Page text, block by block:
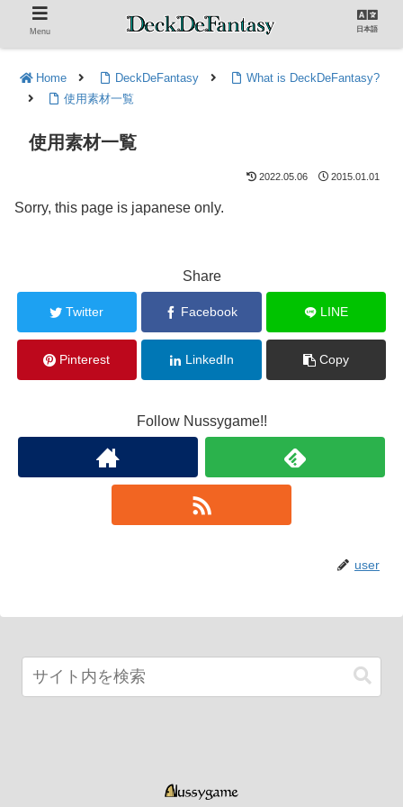
Home DeckDeFantasy
What is DeckDeFantasy?
使用素材一覧
使用素材一覧
2022.05.06 2015.01.01
Sorry, this page is japanese only.
Share
Twitter Facebook LINE
Pinterest LinkedIn Copy
Follow Nussygame!!
user
Menu 日本語